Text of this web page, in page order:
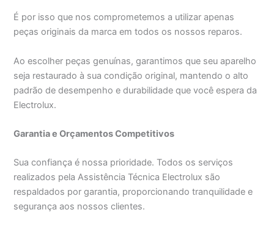
É por isso que nos comprometemos a utilizar apenas
peças originais da marca em todos os nossos reparos.
Ao escolher peças genuínas, garantimos que seu aparelho
seja restaurado à sua condição original, mantendo o alto
padrão de desempenho e durabilidade que você espera da
Electrolux.
Garantia e Orçamentos Competitivos
Sua confiança é nossa prioridade. Todos os serviços
realizados pela Assistência Técnica Electrolux são
respaldados por garantia, proporcionando tranquilidade e
segurança aos nossos clientes.